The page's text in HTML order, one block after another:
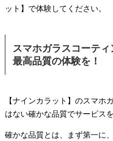
ット】で体験してください。
スマホガラスコーテ
最高品質の体験を！
【ナインカラット】のスマホ
はない確かな品質でサービス
確かな品質とは、まず第一に